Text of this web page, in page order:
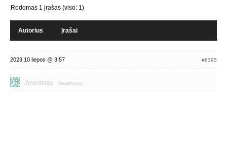
Rodomas 1 įrašas (viso: 1)
Autorius Įrašai
2023 10 liepos @ 3:57 #8395
Anonimas Neaktyvus